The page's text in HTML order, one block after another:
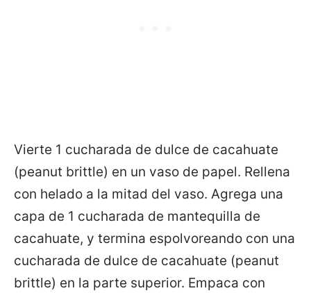
Vierte 1 cucharada de dulce de cacahuate
(peanut brittle) en un vaso de papel. Rellena
con helado a la mitad del vaso. Agrega una
capa de 1 cucharada de mantequilla de
cacahuate, y termina espolvoreando con una
cucharada de dulce de cacahuate (peanut
brittle) en la parte superior. Empaca con